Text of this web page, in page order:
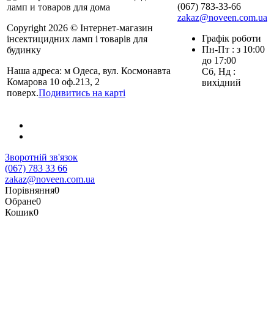
Copyright 2026 © Інтернет-магазин
інсектицидних ламп і товарів для
будинку
Наша адреса: м Одеса, вул. Космонавта
Комарова 10 оф.213, 2
поверх.Подивитись на карті
(067) 783-33-66
zakaz@noveen.com.ua
Графік роботи
Пн-Пт : з 10:00
до 17:00
Сб, Нд :
вихідний
Зворотній зв'язок
(067) 783 33 66
zakaz@noveen.com.ua
Порівняння0
Обране0
Кошик0